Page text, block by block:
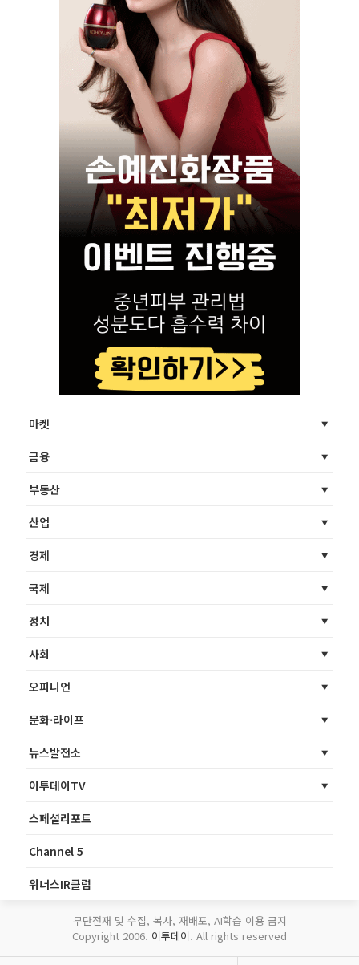
마켓
금융
부동산
산업
경제
국제
정치
사회
오피니언
문화·라이프
뉴스발전소
이투데이TV
스페셜리포트
Channel 5
위너스IR클럽
무단전재 및 수집, 복사, 재배포, AI학습 이용 금지
Copyright 2006. 이투데이. All rights reserved